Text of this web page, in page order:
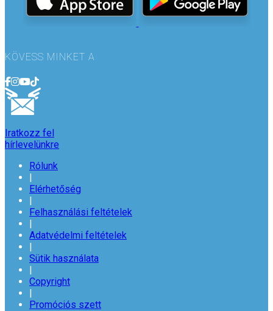
KÖVESS MINKET A
Iratkozz fel
hírlevelünkre
Rólunk
|
Elérhetőség
|
Felhasználási feltételek
|
Adatvédelmi feltételek
|
Sütik használata
|
Copyright
|
Promóciós szett